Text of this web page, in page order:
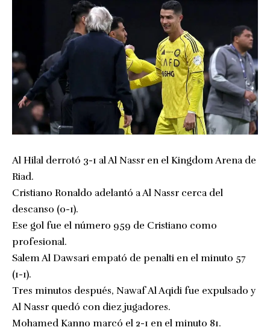
Al Hilal derrotó 3-1 al Al Nassr en el Kingdom Arena de
Riad.
Cristiano Ronaldo adelantó a Al Nassr cerca del
descanso (0-1).
Ese gol fue el número 959 de Cristiano como
profesional.
Salem Al Dawsari empató de penalti en el minuto 57
(1-1).
Tres minutos después, Nawaf Al Aqidi fue expulsado y
Al Nassr quedó con diez jugadores.
Mohamed Kanno marcó el 2-1 en el minuto 81.